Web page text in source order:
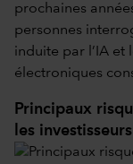
prochaines
personnes
induite par l’IA et
électroniques
Principaux
les investisseurs